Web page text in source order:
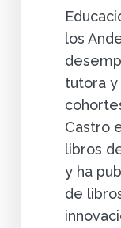
los
tutora y
Castro
libros
y ha
de